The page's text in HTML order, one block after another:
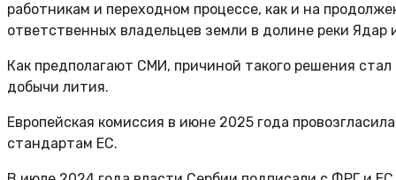
работникам и переходном процессе, как и на
ответственных владельцев земли в долине реки
Как предполагают СМИ, причиной такого решения
добычи лития.
Европейская комиссия в июне 2025 года
стандартам ЕС.